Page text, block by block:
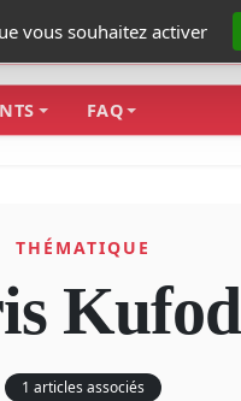
vous souhaitez activer
FAQ
THÉMATIQUE
1 articles associés